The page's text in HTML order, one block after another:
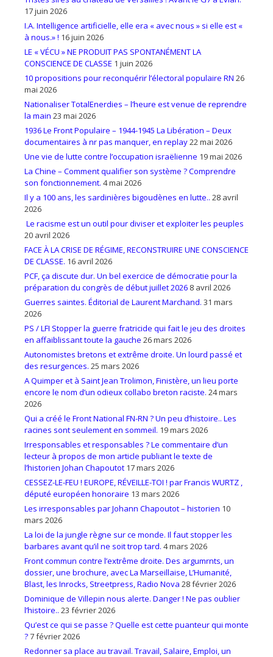
17 juin 2026
I.A. Intelligence artificielle, elle era « avec nous » si elle est «
à nous.» ! 16 juin 2026
LE « VÉCU » NE PRODUIT PAS SPONTANÉMENT LA
CONSCIENCE DE CLASSE 1 juin 2026
10 propositions pour reconquérir l’électoral populaire RN 26
mai 2026
Nationaliser TotalEnerdies – l’heure est venue de reprendre
la main 23 mai 2026
1936 Le Front Populaire – 1944-1945 La Libération – Deux
documentaires à nr pas manquer, en replay22 mai 2026
Une vie de lutte contre l’occupation israëlienne 19 mai 2026
La Chine – Comment qualifier son système ? Comprendre
son fonctionnement. 4 mai 2026
Il y a 100 ans, les sardinières bigoudènes en lutte.. 28 avril
2026
Le racisme est un outil pour diviser et exploiter les peuples
20 avril 2026
FACE À LA CRISE DE RÉGIME, RECONSTRUIRE UNE CONSCIENCE
DE CLASSE. 16 avril 2026
PCF, ça discute dur. Un bel exercice de démocratie pour la
préparation du congrès de début juillet 2026 8 avril 2026
Guerres saintes. Éditorial de Laurent Marchand. 31 mars
2026
PS / LFI Stopper la guerre fratricide qui fait le jeu des droites
en affaiblissant toute la gauche 26 mars 2026
Autonomistes bretons et extrême droite. Un lourd passé et
des resurgences. 25 mars 2026
A Quimper et à Saint Jean Trolimon, Finistère, un lieu porte
encore le nom d’un odieux collabo breton raciste. 24 mars
2026
Qui a créé le Front National FN-RN ? Un peu d’histoire.. Les
racines sont seulement en sommeil. 19 mars 2026
Irresponsables et responsables ? Le commentaire d’un
lecteur à propos de mon article publiant le texte de
l’historien Johan Chapoutot 17 mars 2026
CESSEZ-LE-FEU ! EUROPE, RÉVEILLE-TOI ! par Francis WURTZ ,
député européen honoraire 13 mars 2026
Les irresponsables par Johann Chapoutot – historien 10
mars 2026
La loi de la jungle règne sur ce monde. Il faut stopper les
barbares avant qu’il ne soit trop tard. 4 mars 2026
Front commun contre l’extrême droite. Des argumrnts, un
dossier, une brochure, avec La Marseillaise, L’Humanité,
Blast, les Inrocks, Streetpress, Radio Nova 28 février 2026
Dominique de Villepin nous alerte. Danger ! Ne pas oublier
l’histoire.. 23 février 2026
Qu’est ce qui se passe ? Quelle est cette puanteur qui monte
?7 février 2026
Redonner sa place au travail. Travail, Salaire, Emploi, un